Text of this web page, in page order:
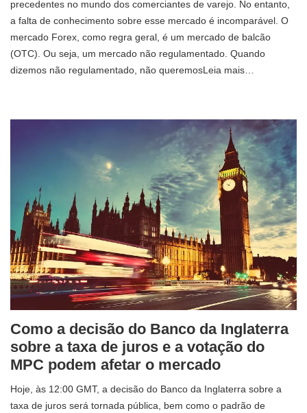
precedentes no mundo dos comerciantes de varejo. No entanto,
a falta de conhecimento sobre esse mercado é incomparável. O
mercado Forex, como regra geral, é um mercado de balcão
(OTC). Ou seja, um mercado não regulamentado. Quando
dizemos não regulamentado, não queremosLeia mais…
Como a decisão do Banco da Inglaterra
sobre a taxa de juros e a votação do
MPC podem afetar o mercado
Hoje, às 12:00 GMT, a decisão do Banco da Inglaterra sobre a
taxa de juros será tornada pública, bem como o padrão de